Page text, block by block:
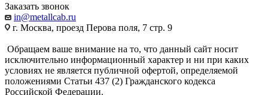
Заказать звонок
in@metallcab.ru
г. Москва, проезд Перова поля, 7 стр. 9
Обращаем ваше внимание на то, что данный сайт носит
исключительно информационный характер и ни при каких
условиях не является публичной офертой, определяемой
положениями Статьи 437 (2) Гражданского кодекса
Российской Федерации.